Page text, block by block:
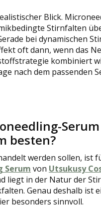
Blick.
Stirnfalten
bei dynamischen
oft dann, wenn das
kombiniert
nach dem passenden
besten?
werden sollen, ist
Serum von Utsukusy
liegt in der Natur der
Genau deshalb ist
besonders sinnvoll.